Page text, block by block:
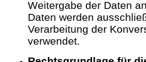
Weitergabe der Daten
Daten werden
Verarbeitung der
verwendet.